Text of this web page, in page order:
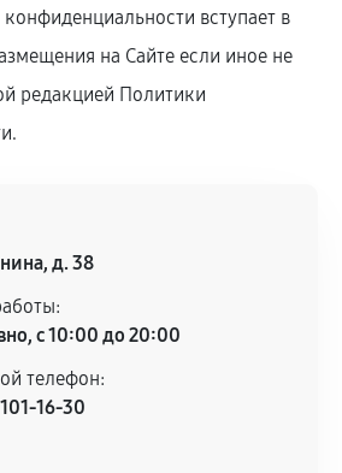
вступает в
на Сайте если иное не
редакцией Политики
д. 38
с 10:00 до 20:00
телефон:
16-30